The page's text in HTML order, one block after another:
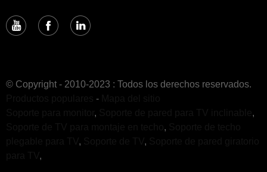
© Copyright - 2010-2023 : Todos los derechos reservados.
-
,
,
,
, ,
,